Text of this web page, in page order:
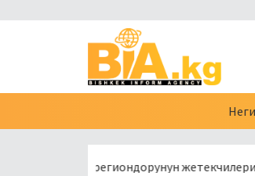
региондорунун жетекчилерин